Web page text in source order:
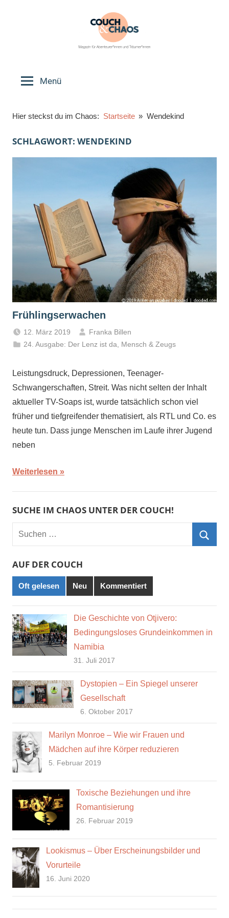
Chaos
Menü
Hier steckst du im Chaos: Startseite Wendekind
SCHLAGWORT: WENDEKIND
Frühlingserwachen
12. März 2019
Franka Billen
24. Ausgabe: Der Lenz ist da
Mensch & Zeugs
Leistungsdruck, Depressionen, Teenager-
Schwangerschaften, Streit. Was nicht selten der Inhalt
aktueller TV-Soaps ist, wurde tatsächlich schon viel
früher und tiefgreifender thematisiert, als RTL und Co. es
heute tun. Dass junge Menschen im Laufe ihrer Jugend
neben
Weiterlesen
SUCHE IM CHAOS UNTER DER COUCH!
Suchen
AUF DER COUCH
Oft gelesen Neu Kommentiert
Die Geschichte von Otjivero:
Bedingungsloses Grundeinkommen in
Namibia
31. Juli 2017
Dystopien – Ein Spiegel unserer
Gesellschaft
6. Oktober 2017
Marilyn Monroe – Wie wir Frauen und
Mädchen auf ihre Körper reduzieren
5. Februar 2019
Toxische Beziehungen und ihre
Romantisierung
26. Februar 2019
Lookismus – Über Erscheinungsbilder und
Vorurteile
16. Juni 2020